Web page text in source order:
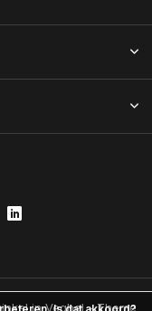
in Veghel - Theme